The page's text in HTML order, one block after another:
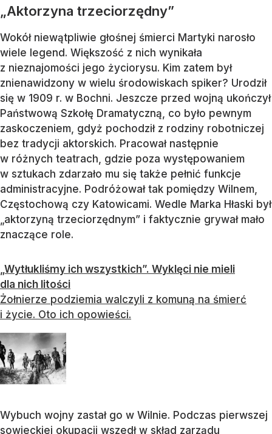
„Aktorzyna trzeciorzędny”
Wokół niewątpliwie głośnej śmierci Martyki narosło
wiele legend. Większość z nich wynikała
z nieznajomości jego życiorysu. Kim zatem był
znienawidzony w wielu środowiskach spiker? Urodził
się w 1909 r. w Bochni. Jeszcze przed wojną ukończył
Państwową Szkołę Dramatyczną, co było pewnym
zaskoczeniem, gdyż pochodził z rodziny robotniczej
bez tradycji aktorskich. Pracował następnie
w różnych teatrach, gdzie poza występowaniem
w sztukach zdarzało mu się także pełnić funkcje
administracyjne. Podróżował tak pomiędzy Wilnem,
Częstochową czy Katowicami. Wedle Marka Hłaski był
„aktorzyną trzeciorzędnym” i faktycznie grywał mało
znaczące role.
„Wytłukliśmy ich wszystkich”. Wyklęci nie mieli
dla nich litości
Żołnierze podziemia walczyli z komuną na śmierć
i życie. Oto ich opowieści.
Wybuch wojny zastał go w Wilnie. Podczas pierwszej
sowieckiej okupacji wszedł w skład zarządu